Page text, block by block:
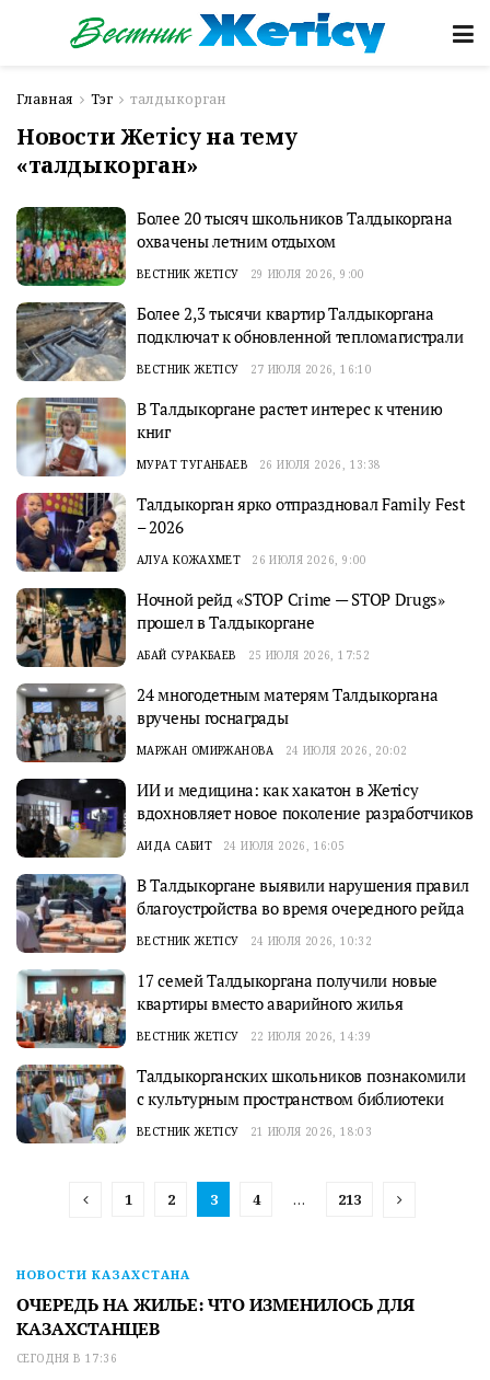
Главная Тэг талдыкорган
Новости Жетісу на тему
«талдыкорган»
Более 20 тысяч школьников Талдыкоргана
охвачены летним отдыхом
ВЕСТНИК ЖЕТІСУ 29 ИЮЛЯ 2026, 9:00
Более 2,3 тысячи квартир Талдыкоргана
подключат к обновленной тепломагистрали
ВЕСТНИК ЖЕТІСУ 27 ИЮЛЯ 2026, 16:10
В Талдыкоргане растет интерес к чтению
книг
МУРАТ ТУГАНБАЕВ 26 ИЮЛЯ 2026, 13:38
Талдыкорган ярко отпраздновал Family Fest
– 2026
АЛУА КОЖАХМЕТ 26 ИЮЛЯ 2026, 9:00
Ночной рейд «STOP Crime — STOP Drugs»
прошел в Талдыкоргане
АБАЙ СУРАКБАЕВ 25 ИЮЛЯ 2026, 17:52
24 многодетным матерям Талдыкоргана
вручены госнаграды
МАРЖАН ОМИРЖАНОВА 24 ИЮЛЯ 2026, 20:02
ИИ и медицина: как хакатон в Жетісу
вдохновляет новое поколение разработчиков
АИДА САБИТ 24 ИЮЛЯ 2026, 16:05
В Талдыкоргане выявили нарушения правил
благоустройства во время очередного рейда
ВЕСТНИК ЖЕТІСУ 24 ИЮЛЯ 2026, 10:32
17 семей Талдыкоргана получили новые
квартиры вместо аварийного жилья
ВЕСТНИК ЖЕТІСУ 22 ИЮЛЯ 2026, 14:39
Талдыкорганских школьников познакомили
с культурным пространством библиотеки
ВЕСТНИК ЖЕТІСУ 21 ИЮЛЯ 2026, 18:03
1 2 3 4 … 213
НОВОСТИ КАЗАХСТАНА
ОЧЕРЕДЬ НА ЖИЛЬЕ: ЧТО ИЗМЕНИЛОСЬ ДЛЯ
КАЗАХСТАНЦЕВ
СЕГОДНЯ В 17:36